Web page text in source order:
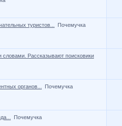
туристов... Почемучка
словами. Рассказывают поисковики
органов... Почемучка
Почемучка